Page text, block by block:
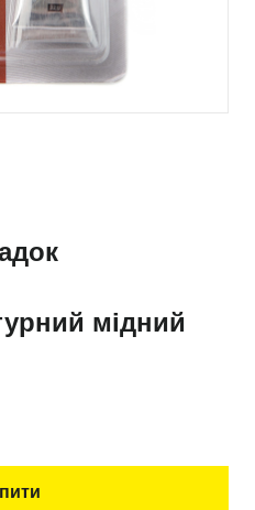
мідний